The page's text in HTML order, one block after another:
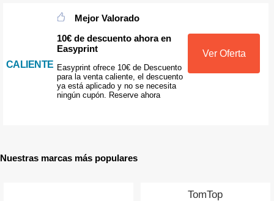
CALIENTE
Mejor Valorado
10€ de descuento ahora en
Easyprint
Easyprint ofrece 10€ de Descuento
para la venta caliente, el descuento
ya está aplicado y no se necesita
ningún cupón. Reserve ahora
Ver Oferta
Nuestras marcas más populares
TomTop